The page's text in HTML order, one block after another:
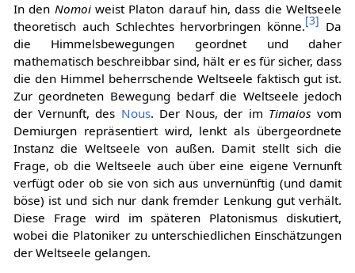
In den Nomoiweist Platon darauf hin, dass die Weltseele
theoretisch auch Schlechtes hervorbringen könne.[3] Da
die Himmelsbewegungen geordnet und daher
mathematisch beschreibbar sind, hält er es für sicher, dass
die den Himmel beherrschende Weltseele faktisch gut ist.
Zur geordneten Bewegung bedarf die Weltseele jedoch
der Vernunft, des Nous. Der Nous, der im Timaios vom
Demiurgen repräsentiert wird, lenkt als übergeordnete
Instanz die Weltseele von außen. Damit stellt sich die
Frage, ob die Weltseele auch über eine eigene Vernunft
verfügt oder ob sie von sich aus unvernünftig (und damit
böse) ist und sich nur dank fremder Lenkung gut verhält.
Diese Frage wird im späteren Platonismus diskutiert,
wobei die Platoniker zu unterschiedlichen Einschätzungen
der Weltseele gelangen.